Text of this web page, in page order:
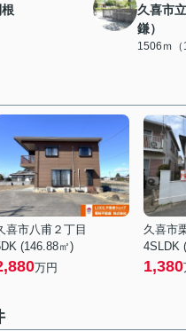
久喜市
鎌）
1506ｍ（
喜市八甫２丁目
(146.88㎡)
万円
久喜市
4SLDK
1,380